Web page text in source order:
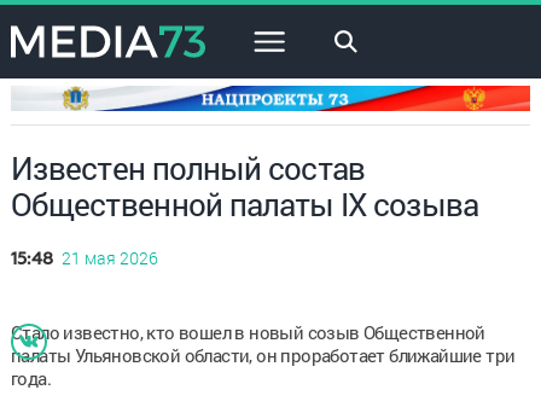
×
Известен полный состав
Общественной палаты IX созыва
15:48 21 мая 2026
Стало известно, кто вошел в новый созыв Общественной
палаты Ульяновской области, он проработает ближайшие три
года.